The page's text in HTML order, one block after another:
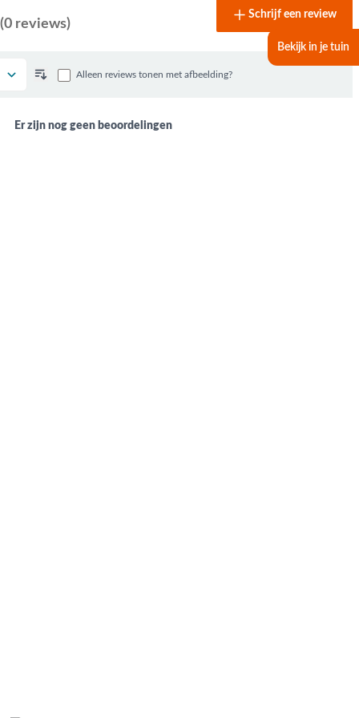
Bekijk in je tuin
(0 reviews)
Schrijf een review
Alleen reviews tonen met afbeelding?
Er zijn nog geen beoordelingen